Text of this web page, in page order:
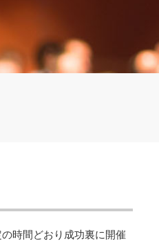
時間どおり成功裏に開催